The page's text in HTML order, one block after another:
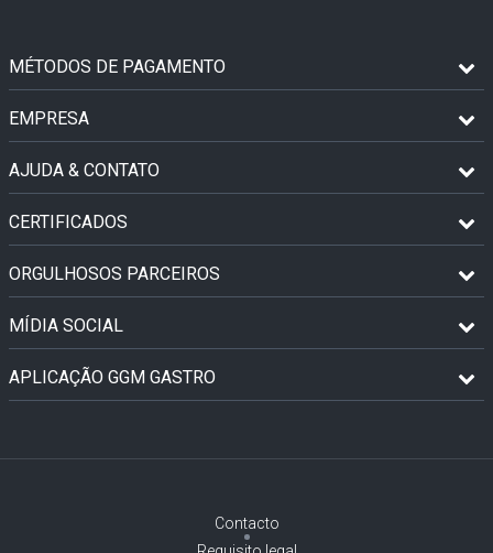
MÉTODOS DE PAGAMENTO
EMPRESA
AJUDA & CONTATO
CERTIFICADOS
ORGULHOSOS PARCEIROS
MÍDIA SOCIAL
APLICAÇÃO GGM GASTRO
Contacto